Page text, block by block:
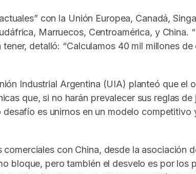
con la Unión Europea, Canadá,
Marruecos, Centroamérica, y China.
detalló: “Calculamos 40 mil millones
Industrial Argentina (UIA) planteó que el
que, si no harán prevalecer sus reglas
es unirnos en un modelo
con China, desde la asociación
bloque, pero también el desvelo es por los